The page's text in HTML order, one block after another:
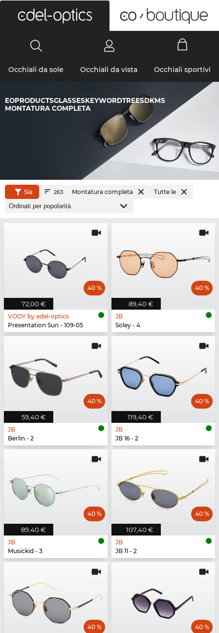
Occhiali da sole Occhiali da vista Occhiali sportivi
EOPRODUCTSGLASSESKEYWORDTREESDKMS
MONTATURA COMPLETA
Sía 263 Montatura completa Tutte le
72,00 €
40 %
VOOY by edel-optics
Presentation Sun - 109-05
89,40 €
40 %
JB
Soley - 4
59,40 €
40 %
JB
Berlin - 2
119,40 €
40 %
JB
JB 16 - 2
89,40 €
40 %
JB
Musickid - 3
107,40 €
40 %
JB
JB 11 - 2
40 % 40 %